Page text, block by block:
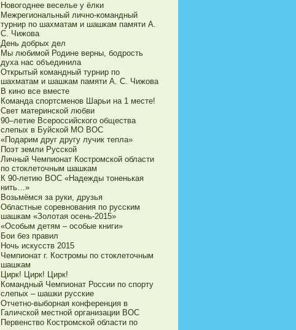
Новогоднее веселье у ёлки
Межрегиональный лично-командный
турнир по шахматам и шашкам памяти А.
С. Чижова
День добрых дел
Мы любимой Родине верны, бодрость
духа нас объединила
Открытый командный турнир по
шахматам и шашкам памяти А. С. Чижова
В кино все вместе
Команда спортсменов Шарьи на 1 месте!
Свет материнской любви
90–летие Всероссийского общества
слепых в Буйской МО ВОС
«Подарим друг другу лучик тепла»
Поэт земли Русской
Личный Чемпионат Костромской области
по стоклеточным шашкам
К 90-летию ВОС «Надежды тоненькая
нить…»
Возьмёмся за руки, друзья
Областные соревнования по русским
шашкам «Золотая осень-2015»
«Особым детям – особые книги»
Бои без правил
Ночь искусств 2015
Чемпионат г. Костромы по стоклеточным
шашкам
Цирк! Цирк! Цирк!
Командный Чемпионат России по спорту
слепых – шашки русские
Отчетно-выборная конференция в
Галичской местной организации ВОС
Первенство Костромской области по